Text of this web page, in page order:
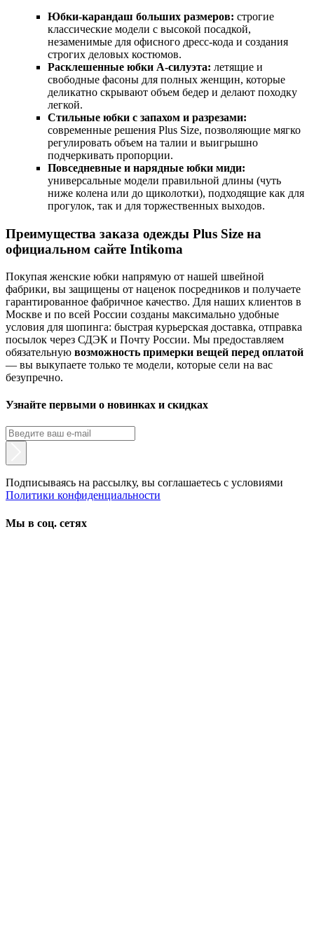
Юбки-карандаш больших размеров: строгие
классические модели с высокой посадкой,
незаменимые для офисного дресс-кода и создания
строгих деловых костюмов.
Расклешенные юбки А-силуэта: летящие и
свободные фасоны для полных женщин, которые
деликатно скрывают объем бедер и делают походку
легкой.
Стильные юбки с запахом и разрезами:
современные решения Plus Size, позволяющие мягко
регулировать объем на талии и выигрышно
подчеркивать пропорции.
Повседневные и нарядные юбки миди:
универсальные модели правильной длины (чуть
ниже колена или до щиколотки), подходящие как для
прогулок, так и для торжественных выходов.
Преимущества заказа одежды Plus Size на
официальном сайте Intikoma
Покупая женские юбки напрямую от нашей швейной
фабрики, вы защищены от наценок посредников и получаете
гарантированное фабричное качество. Для наших клиентов в
Москве и по всей России созданы максимально удобные
условия для шопинга: быстрая курьерская доставка, отправка
посылок через СДЭК и Почту России. Мы предоставляем
обязательную возможность примерки вещей перед оплатой
— вы выкупаете только те модели, которые сели на вас
безупречно.
Узнайте первыми о новинках и скидках
Подписываясь на рассылку, вы соглашаетесь с условиями
Политики конфиденциальности
Мы в соц. сетях